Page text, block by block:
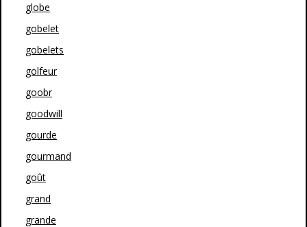
globe
gobelet
gobelets
golfeur
goobr
goodwill
gourde
gourmand
goût
grand
grande